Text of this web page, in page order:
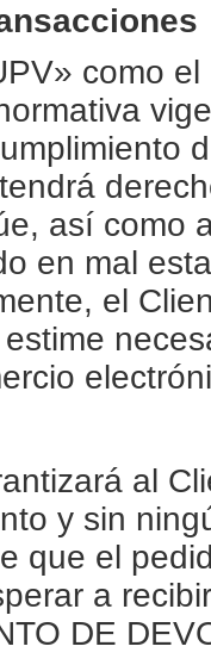
como
así como
en mal
el
al
y sin
que el
a
DE